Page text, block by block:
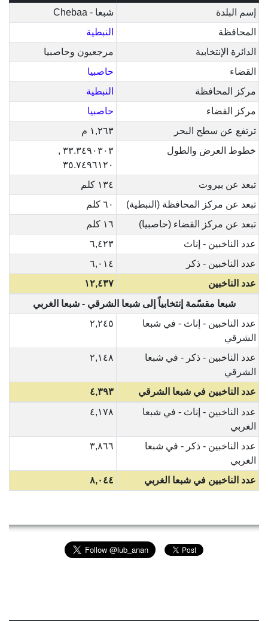
إسم البلدة
شبعا - Chebaa
المحافظة
النبطية
الدائرة الإنتخابية
مرجعيون وحاصبيا
القضاء
حاصبيا
مركز المحافظة
النبطية
مركز القضاء
حاصبيا
ترتفع عن سطح البحر
١,٢٦٣ م
خطوط العرض والطول
٣٣.٣٤٩٠٣٠٣ ,
٣٥.٧٤٩٦١٢٠
تبعد عن بيروت
١٣٤ كلم
تبعد عن مركز المحافظة (النبطية)
٦٠ كلم
تبعد عن مركز القضاء (حاصبيا)
١٦ كلم
عدد الناخبين - إناث
٦,٤٢٣
عدد الناخبين - ذكر
٦,٠١٤
عدد الناخبين
١٢,٤٣٧
شبعا مقسّمة إنتخابياً إلى شبعا الشرقي - شبعا الغربي
عدد الناخبين - إناث - في شبعا
الشرقي
٢,٢٤٥
عدد الناخبين - ذكر - في شبعا
الشرقي
٢,١٤٨
عدد الناخبين في شبعا الشرقي
٤,٣٩٣
عدد الناخبين - إناث - في شبعا
الغربي
٤,١٧٨
عدد الناخبين - ذكر - في شبعا
الغربي
٣,٨٦٦
عدد الناخبين في شبعا الغربي ٨,٠٤٤